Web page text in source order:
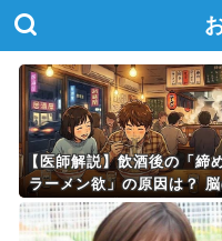
【医師解説】飲酒後の「締
ラーメン欲」の原因は？
錯覚と真実